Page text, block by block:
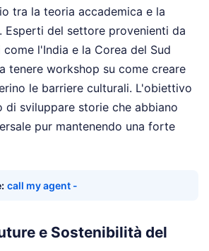
tra la teoria accademica e la
Esperti del settore provenienti da
l'India e la Corea del Sud
tenere workshop su come creare
le barriere culturali. L'obiettivo
di sviluppare storie che abbiano
pur mantenendo una forte
call my agent -
e Sostenibilità del